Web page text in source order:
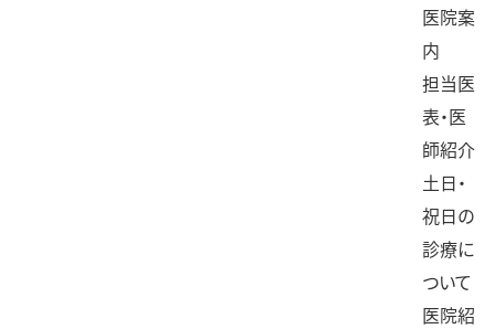
医院案
内
担当医
表・医
師紹介
土日・
祝日の
診療に
ついて
医院紹